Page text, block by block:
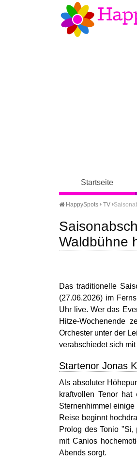
Startseite
HappySpots TV
Waldbühne
Das traditionelle
(27.06.2026) im
Uhr live. Wer das
Hitze-Wochenende
Orchester unter der
verabschiedet sich
Startenor Jonas
Als absoluter
kraftvollen Tenor
Sternenhimmel
Reise beginnt
Prolog des Tonio "Si,
mit Canios
Abends sorgt.